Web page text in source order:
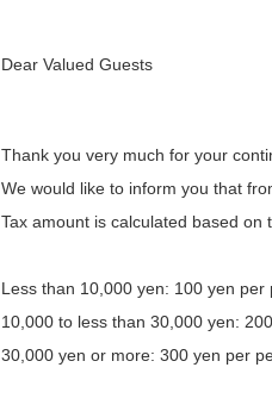
Dear Valued Guests
Thank you very much for your
We would like to inform you that
Tax amount is calculated based
Less than 10,000 yen: 100 yen per
10,000 to less than 30,000 yen:
30,000 yen or more: 300 yen per